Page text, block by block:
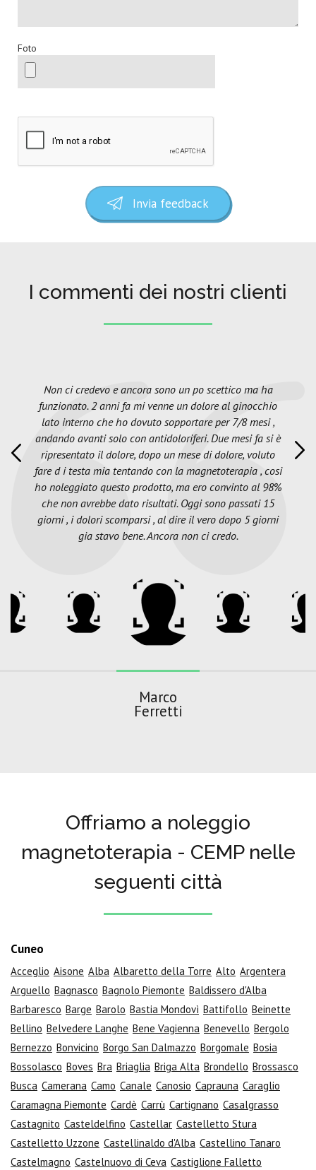
Foto
Invia feedback
I commenti dei nostri clienti
Non ci credevo e ancora sono un po scettico ma ha
funzionato. 2 anni fa mi venne un dolore al ginocchio
lato interno che ho dovuto sopportare per 7/8 mesi ,
andando avanti solo con antidoloriferi. Due mesi fa si è
ripresentato il dolore, dopo un mese di dolore, voluto
fare d i testa mia tentando con la magnetoterapia , cosi
ho noleggiato questo prodotto, ma ero convinto al 98%
che non avrebbe dato risultati. Oggi sono passati 15
giorni , i dolori scomparsi , al dire il vero dopo 5 giorni
gia stavo bene. Ancora non ci credo.
Marco
Ferretti
Offriamo a noleggio
magnetoterapia - CEMP nelle
seguenti città
Cuneo
Acceglio Aisone Alba Albaretto della Torre Alto Argentera
Arguello Bagnasco Bagnolo Piemonte Baldissero d'Alba
Barbaresco Barge Barolo Bastia Mondovì Battifollo Beinette
Bellino Belvedere Langhe Bene Vagienna Benevello Bergolo
Bernezzo Bonvicino Borgo San Dalmazzo Borgomale Bosia
Bossolasco Boves Bra Briaglia Briga Alta Brondello Brossasco
Busca Camerana Camo Canale Canosio Caprauna Caraglio
Caramagna Piemonte Cardè Carrù Cartignano Casalgrasso
Castagnito Casteldelfino Castellar Castelletto Stura
Castelletto Uzzone Castellinaldo d'Alba Castellino Tanaro
Castelmagno Castelnuovo di Ceva Castiglione Falletto